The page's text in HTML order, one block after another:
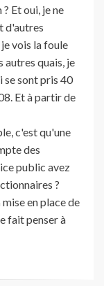
Et oui, je ne
d'autres
vois la foule
autres quais, je
se sont pris 40
Et à partir de
c'est qu'une
des
public avez
?
en place de
fait penser à